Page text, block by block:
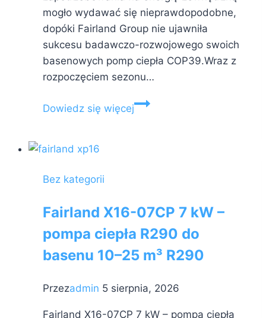
mogło wydawać się nieprawdopodobne,
dopóki Fairland Group nie ujawniła
sukcesu badawczo-rozwojowego swoich
basenowych pomp ciepła COP39.Wraz z
rozpoczęciem sezonu…
Dowiedz się więcejFAIRLAND
pobity!
Bez kategorii
Fairland X16-07CP 7 kW –
pompa ciepła R290 do
basenu 10–25 m³ R290
Przezadmin 5 sierpnia, 2026
Fairland X16-07CP 7 kW – pompa ciepła